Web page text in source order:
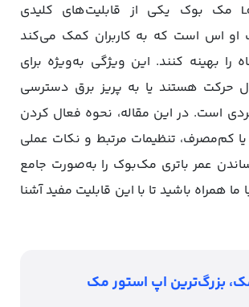
حالت Low Power مک بوک یکی از قابلیت‌های کلیدی
اس است که به کاربران کمک می‌کند
را بهینه کنند. این ویژگی به‌ویژه برای
حرکت هستند یا به پریز برق دسترسی
است. در این مقاله، نحوه فعال کردن
حالت Low Power یا کم‌مصرف، تنظیمات مرتبط و نکات عملی
عمر باتری مک‌بوک را به‌صورت جامع
همراه باشید تا با این قابلیت مفید آشنا
بزرگ‌ترین اپ استور مک